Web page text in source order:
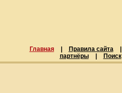
Главная Правила сайта
партнёры
Поиск